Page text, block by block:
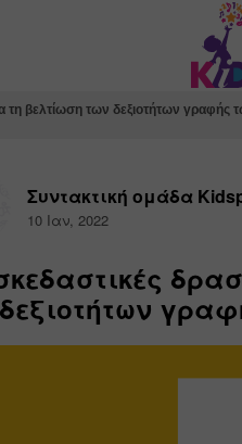
τη βελτίωση των δεξιοτήτων γραφής
Συντακτική ομάδα
10 Ιαν, 2022